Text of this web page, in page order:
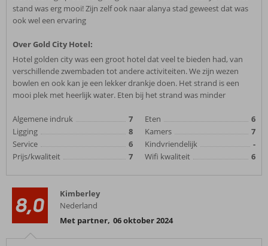
stand was erg mooi! Zijn zelf ook naar alanya stad geweest dat was
ook wel een ervaring
Over Gold City Hotel:
Hotel golden city was een groot hotel dat veel te bieden had, van
verschillende zwembaden tot andere activiteiten. We zijn wezen
bowlen en ook kan je een lekker drankje doen. Het strand is een
mooi plek met heerlijk water. Eten bij het strand was minder
Algemene indruk
7
Ligging
8
Service
6
Prijs/kwaliteit
7
Eten
6
Kamers
7
Kindvriendelijk
-
Wifi kwaliteit
6
8,0
Kimberley
Nederland
Met partner, 06 oktober 2024